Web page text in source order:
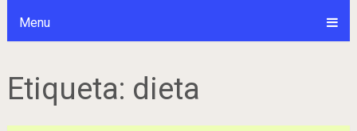
Menu
Etiqueta: dieta